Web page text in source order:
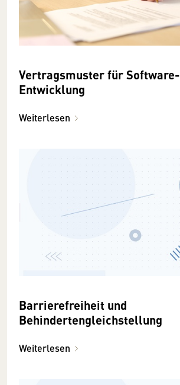
Vertragsmuster für Software-
Entwicklung
Weiterlesen
Barrierefreiheit und
Behindertengleichstellung
Weiterlesen